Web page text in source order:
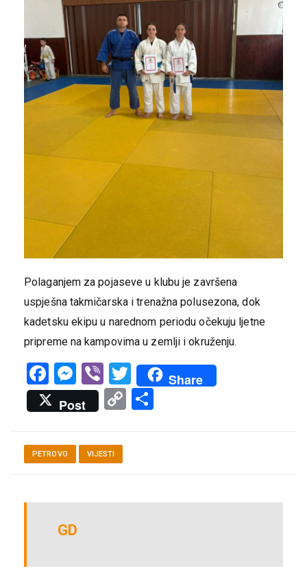
Polaganjem za pojaseve u klubu je završena
uspješna takmičarska i trenažna polusezona, dok
kadetsku ekipu u narednom periodu očekuju ljetne
pripreme na kampovima u zemlji i okruženju.
Facebook
Messenger
ViberTwitter
Share
Post
Copy
PETROVO VIJESTI
GD